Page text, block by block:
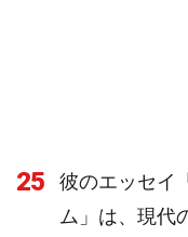
25
彼のエッセイ
ム」は、現代